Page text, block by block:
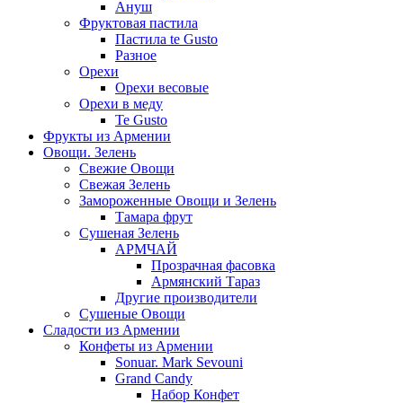
Ануш
Фруктовая пастила
Пастила te Gusto
Разное
Орехи
Орехи весовые
Орехи в меду
Te Gusto
Фрукты из Армении
Овощи. Зелень
Свежие Овощи
Свежая Зелень
Замороженные Овощи и Зелень
Тамара фрут
Сушеная Зелень
АРМЧАЙ
Прозрачная фасовка
Армянский Тараз
Другие производители
Сушеные Овощи
Сладости из Армении
Конфеты из Армении
Sonuar. Mark Sevouni
Grand Candy
Набор Конфет